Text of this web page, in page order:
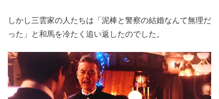
しかし三雲家の人たちは「泥棒と警察の結婚なんて無理だ
った」と和馬を冷たく追い返したのでした。